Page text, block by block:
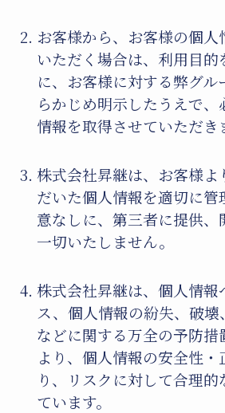
お客様から、お客様の個人
いただく場合は、利用目的
に、お客様に対する弊グル
らかじめ明示したうえで、
情報を取得させていただき
株式会社昇継は、お客様よ
だいた個人情報を適切に管
意なしに、第三者に提供、
一切いたしません。
株式会社昇継は、個人情報
ス、個人情報の紛失、破
などに関する万全の予防措
より、個人情報の安全性
り、リスクに対して合理
ています。